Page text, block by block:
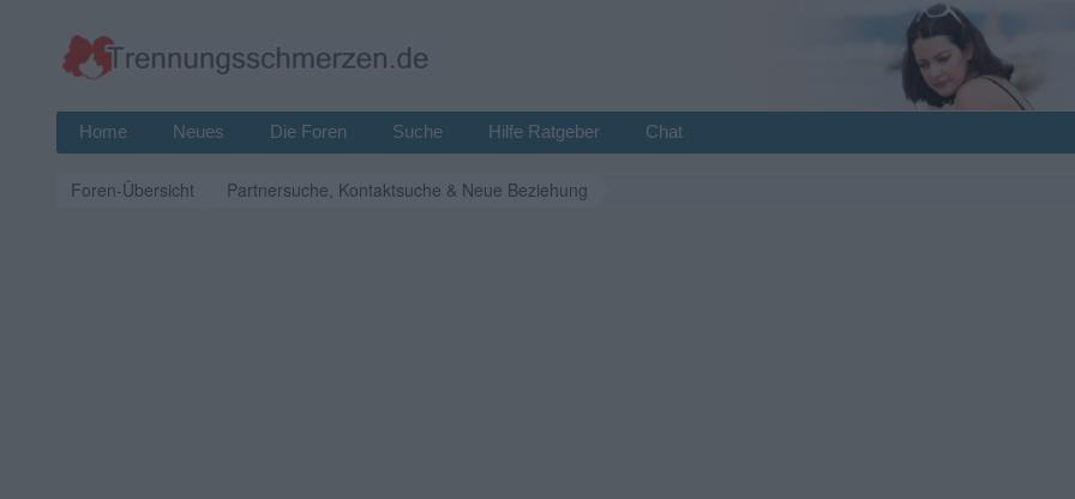
Home Neues Die Foren Suche Hilfe Ratgeber Chat
Foren-Übersicht Partnersuche, Kontaktsuche & Neue Beziehung